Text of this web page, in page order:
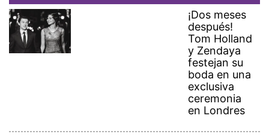
¡Dos meses
después!
Tom Holland
y Zendaya
festejan su
boda en una
exclusiva
ceremonia
en Londres